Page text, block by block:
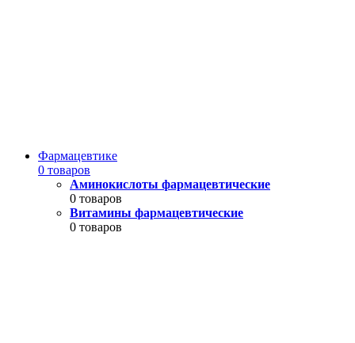
Фармацевтике
0 товаров
Аминокислоты фармацевтические
0 товаров
Витамины фармацевтические
0 товаров